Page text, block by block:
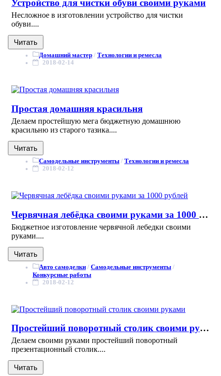
Устройство для чистки обуви своими руками
Несложное в изготовлении устройство для чистки
обуви....
Читать
Домашний мастер / Технологии и ремесла
2018-02-14
Простая домашняя красильня
Делаем простейшую мега бюджетную домашнюю
красильню из старого тазика....
Читать
Самодельные инструменты / Технологии и ремесла
2018-02-12
Червячная лебёдка своими руками за 1000 рублей
Бюджетное изготовление червячной лебедки своими
руками....
Читать
Авто самоделки / Самодельные инструменты /
Конкурсные работы
2018-02-12
Простейший поворотный столик своими руками
Делаем своими руками простейший поворотный
презентационный столик....
Читать